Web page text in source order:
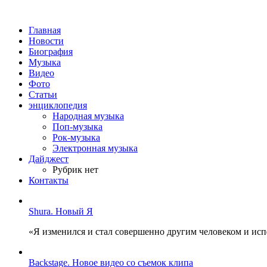
Главная
Новости
Биография
Музыка
Видео
Фото
Статьи
энциклопедия
Народная музыка
Поп-музыка
Рок-музыка
Электронная музыка
Дайджест
Рубрик нет
Контакты
Shura. Новый Я
«Я изменился и стал совершенно другим человеком и
Backstage. Новое видео со съемок клипа